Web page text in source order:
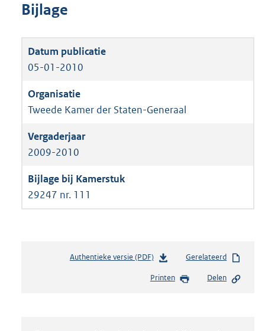
Bijlage
05-01-2010
Tweede Kamer der Staten-Generaal
2009-2010
29247 nr. 111
Authentieke versie (PDF)b
s
Gerelateerd
Printen Delen